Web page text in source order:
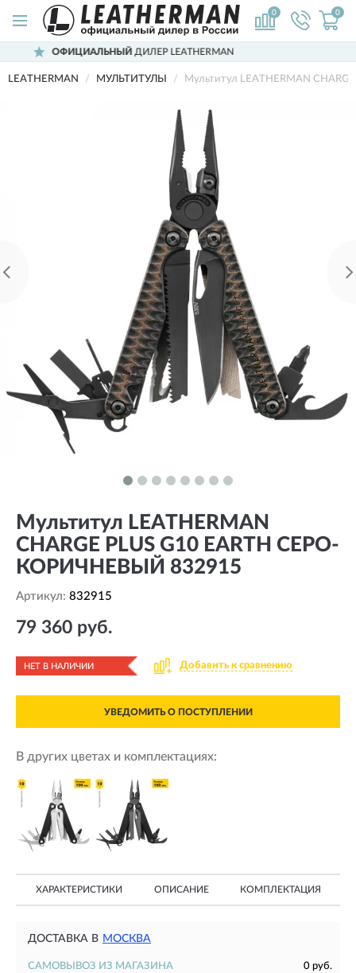
0 0
ДИЛЕР LEATHERMAN
LEATHERMAN МУЛЬТИТУЛЫ Мультитул LEATHERMAN
Мультитул LEATHERMAN
CHARGE PLUS G10 EARTH СЕРО-
КОРИЧНЕВЫЙ 832915
Артикул: 832915
79 360 руб.
НЕТ В НАЛИЧИИ Добавить к сравнению
УВЕДОМИТЬ О ПОСТУПЛЕНИИ
В других цветах и комплектациях:
ХАРАКТЕРИСТИКИ ОПИСАНИЕ КОМПЛЕКТАЦИЯ
ДОСТАВКА В МОСКВА
САМОВЫВОЗ ИЗ МАГАЗИНА
0 руб.